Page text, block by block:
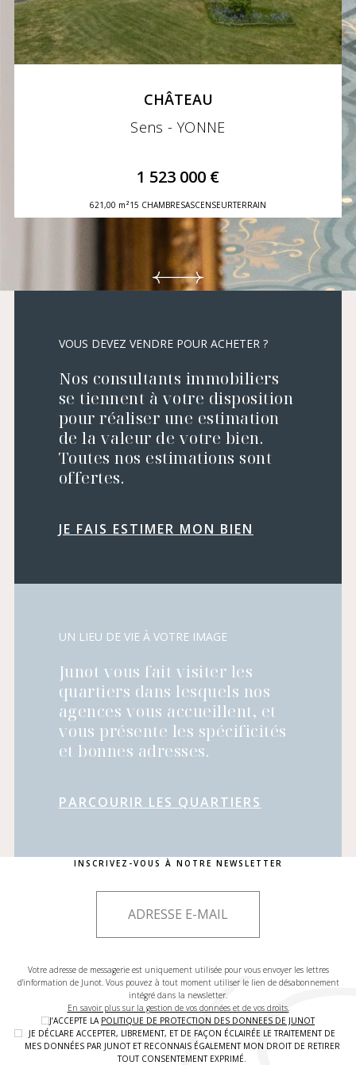
CHÂTEAU
Sens - YONNE
1 523 000 €
621,00 m²15 CHAMBRESASCENSEURTERRAIN
VOUS DEVEZ VENDRE POUR ACHETER ?
Nos consultants immobiliers
se tiennent à votre disposition
pour réaliser une estimation
de la valeur de votre bien.
Toutes nos estimations sont
offertes.
JE FAIS ESTIMER MON BIEN
UN LIEU DE VIE À VOTRE IMAGE
Junot vous fait visiter les
quartiers dans lesquels nos
agences vous accueillent, et
vous présente les spécificités
et bonnes adresses.
PARCOURIR LES QUARTIERS
INSCRIVEZ-VOUS À NOTRE NEWSLETTER
Votre adresse de messagerie est uniquement utilisée pour vous envoyer les lettres
d'information de Junot. Vous pouvez à tout moment utiliser le lien de désabonnement
intégré dans la newsletter.
En savoir plus sur la gestion de vos données et de vos droits.
J’ACCEPTE LA POLITIQUE DE PROTECTION DES DONNEES DE JUNOT
JE DÉCLARE ACCEPTER, LIBREMENT, ET DE FAÇON ÉCLAIRÉE LE TRAITEMENT DE
MES DONNÉES PAR JUNOT ET RECONNAIS ÉGALEMENT MON DROIT DE RETIRER
TOUT CONSENTEMENT EXPRIMÉ.